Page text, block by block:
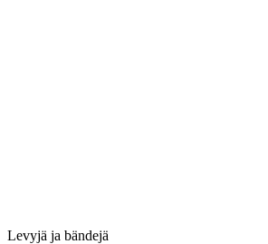
Levyjä ja bändejä